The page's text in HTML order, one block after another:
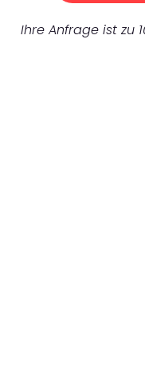
Ihre Anfrage ist zu